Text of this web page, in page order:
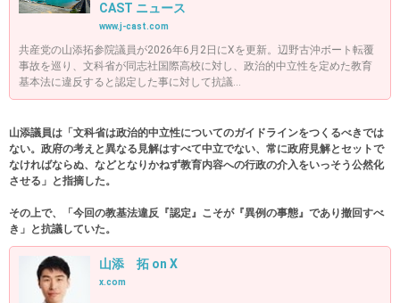
CAST ニュース
www.j-cast.com
共産党の山添拓参院議員が2026年6月2日にXを更新。辺野古沖ボート転覆
事故を巡り、文科省が同志社国際高校に対し、政治的中立性を定めた教育
基本法に違反すると認定した事に対して抗議...
山添議員は「文科省は政治的中立性についてのガイドラインをつくるべきでは
ない。政府の考えと異なる見解はすべて中立でない、常に政府見解とセットで
なければならぬ、などとなりかねず教育内容への行政の介入をいっそう公然化
させる」と指摘した。
その上で、「今回の教基法違反『認定』こそが『異例の事態』であり撤回すべ
き」と抗議していた。
山添 拓 on X
x.com